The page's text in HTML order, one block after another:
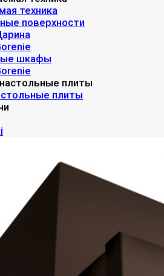
техника
поверхности
шкафы
плиты